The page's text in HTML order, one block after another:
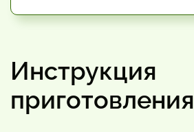
Инструкция
приготовления